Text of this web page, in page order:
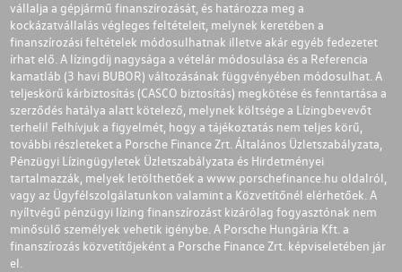
vállalja a gépjármű finanszírozását, és határozza meg a
kockázatvállalás végleges feltételeit, melynek keretében a
finanszírozási feltételek módosulhatnak illetve akár egyéb fedezetet
írhat elő. A lízingdíj nagysága a vételár módosulása és a Referencia
kamatláb (3 havi BUBOR) változásának függvényében módosulhat. A
teljeskörű kárbiztosítás (CASCO biztosítás) megkötése és fenntartása a
szerződés hatálya alatt kötelező, melynek költsége a Lízingbevevőt
terheli! Felhívjuk a figyelmét, hogy a tájékoztatás nem teljes körű,
további részleteket a Porsche Finance Zrt. Általános Üzletszabályzata,
Pénzügyi Lízingügyletek Üzletszabályzata és Hirdetményei
tartalmazzák, melyek letölthetőek a www.porschefinance.hu oldalról,
vagy az Ügyfélszolgálatunkon valamint a Közvetítőnél elérhetőek. A
nyíltvégű pénzügyi lízing finanszírozást kizárólag fogyasztónak nem
minősülő személyek vehetik igénybe. A Porsche Hungária Kft. a
finanszírozás közvetítőjeként a Porsche Finance Zrt. képviseletében jár
el.